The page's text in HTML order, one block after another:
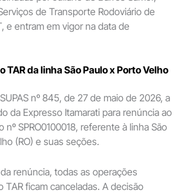
de Transporte Rodoviário de
e entram em vigor na data de
TAR da linha São Paulo x Porto Velho
nº 845, de 27 de maio de 2026, a
da Expresso Itamarati para renúncia ao
SPRO0100018, referente à linha São
(RO) e suas seções.
renúncia, todas as operações
TAR ficam canceladas. A decisão